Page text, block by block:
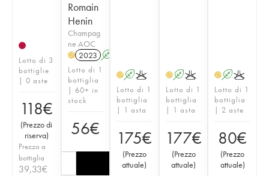
Lotto di 3
bottiglie
| 0 aste
118€
(Prezzo di
riserva)
Prezzo a
bottiglia
39,33€
Romain
Henin
Champag
ne AOC
H 2023 A
Lotto di 1
bottiglia
| 60+ in
stock
56€
H AK
Lotto di 1
bottiglia
| 1 asta
175€
(Prezzo
attuale)
HAK
Lotto di 1
bottiglia
| 1 asta
177€
(Prezzo
attuale)
H AK
Lotto di 1
bottiglia
| 2 aste
80€
(Prezzo
attuale)